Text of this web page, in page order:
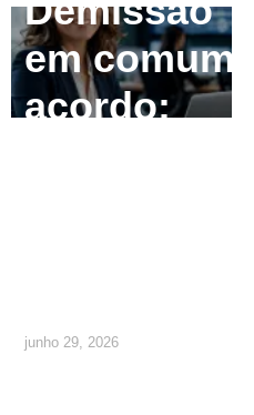
Demissão
em comum
acordo:
junho 29, 2026